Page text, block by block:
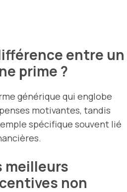
entre un
prime ?
générique qui englobe
motivantes, tandis
spécifique souvent lié
meilleurs
non